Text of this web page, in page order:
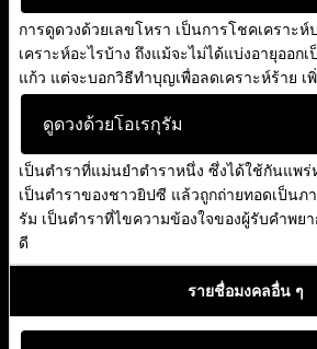
การดูดวงด้วยเลขโหรา เป็นการโชคเคราะ
เคราะห์อะไรบ้าง ถึงแม้จะไม่ได้แบ่งอายุออก
แก้ว แต่จะบอกวิธีทำบุญเพื่อลดเคราะห์ร้าย
ดูดวงด้วยโอเรกุรัม
เป็นตำราที่แม่นยำตำราหนึ่ง ซึ่งได้ใช้กันแพร่
เป็นตำราของชาวยิปซี แล้วถูกถ่ายทอดเป็นภ
รัม เป็นตำราที่ไขความข้องใจของผู้รับคำพย
ดี
รายชื่อมงคลอื่น ๆ